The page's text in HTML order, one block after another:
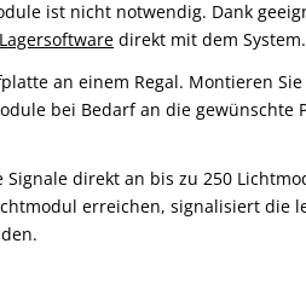
ist nicht notwendig. Dank
Lagersoftware direkt mit dem System.
an einem Regal. Montieren
bei Bedarf an die gewünschte
direkt an bis zu 250
erreichen, signalisiert die